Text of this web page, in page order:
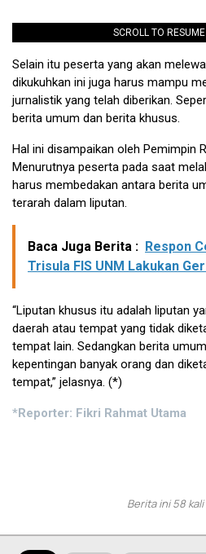
SCROLL TO
Selain itu peserta yang akan
dikukuhkan ini juga harus mampu
jurnalistik yang telah diberikan.
berita umum dan berita khusus.
Hal ini disampaikan oleh Pemimpin
Menurutnya peserta pada saat
harus membedakan antara berita
terarah dalam liputan.
Baca Juga Berita : Respon
Trisula FIS UNM Lakukan
“Liputan khusus itu adalah liputan
daerah atau tempat yang tidak
tempat lain. Sedangkan berita
kepentingan banyak orang dan
tempat,” jelasnya. (*)
*Reporter: Fikri Rahmat Utama
Berita ini 58